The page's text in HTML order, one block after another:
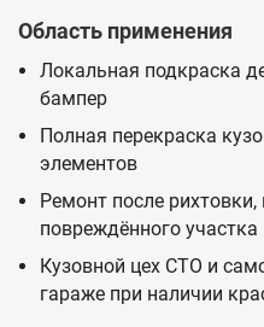
Область применения
Локальная подкраска
бампер
Полная перекраска
элементов
Ремонт после
повреждённого участка
Кузовной цех СТО и
гараже при наличии